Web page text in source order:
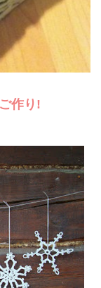
作り!